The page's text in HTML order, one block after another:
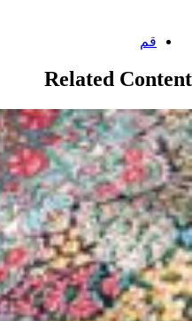
Categories:
قم
Related Content